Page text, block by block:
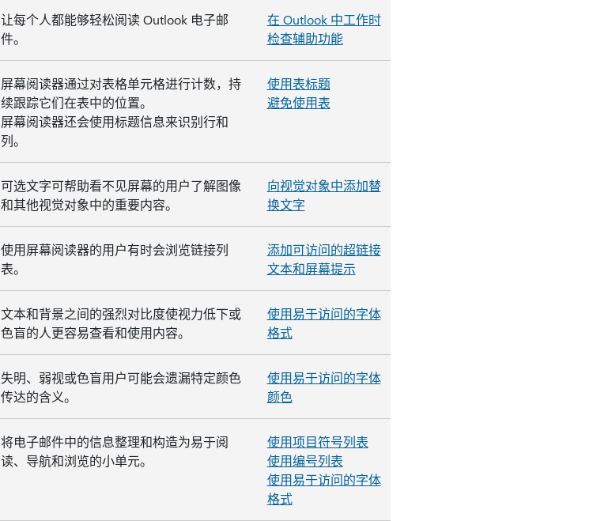
让每个人都能够轻松阅读 Outlook 电子邮
件。
在 Outlook 中工作时
检查辅助功能
屏幕阅读器通过对表格单元格进行计数，持
续跟踪它们在表中的位置。
屏幕阅读器还会使用标题信息来识别行和
列。
使用表标题
避免使用表
可选文字可帮助看不见屏幕的用户了解图像
和其他视觉对象中的重要内容。
向视觉对象中添加替
换文字
使用屏幕阅读器的用户有时会浏览链接列
表。
添加可访问的超链接
文本和屏幕提示
文本和背景之间的强烈对比度使视力低下或
色盲的人更容易查看和使用内容。
使用易于访问的字体
格式
失明、弱视或色盲用户可能会遗漏特定颜色
传达的含义。
使用易于访问的字体
颜色
将电子邮件中的信息整理和构造为易于阅
读、导航和浏览的小单元。
使用项目符号列表
使用编号列表
使用易于访问的字体
格式